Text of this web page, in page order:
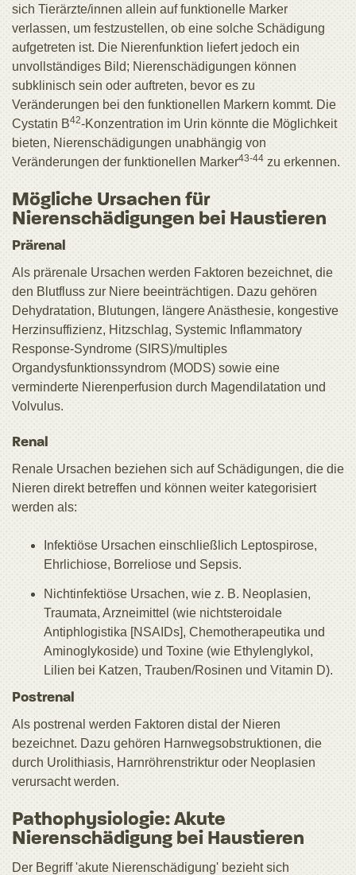
sich Tierärzte/innen allein auf funktionelle Marker
verlassen, um festzustellen, ob eine solche Schädigung
aufgetreten ist. Die Nierenfunktion liefert jedoch ein
unvollständiges Bild; Nierenschädigungen können
subklinisch sein oder auftreten, bevor es zu
Veränderungen bei den funktionellen Markern kommt. Die
Cystatin B42-Konzentration im Urin könnte die Möglichkeit
bieten, Nierenschädigungen unabhängig von
Veränderungen der funktionellen Marker43-44 zu erkennen.
Mögliche Ursachen für
Nierenschädigungen bei Haustieren
Prärenal
Als prärenale Ursachen werden Faktoren bezeichnet, die
den Blutfluss zur Niere beeinträchtigen. Dazu gehören
Dehydratation, Blutungen, längere Anästhesie, kongestive
Herzinsuffizienz, Hitzschlag, Systemic Inflammatory
Response-Syndrome (SIRS)/multiples
Organdysfunktionssyndrom (MODS) sowie eine
verminderte Nierenperfusion durch Magendilatation und
Volvulus.
Renal
Renale Ursachen beziehen sich auf Schädigungen, die die
Nieren direkt betreffen und können weiter kategorisiert
werden als:
Infektiöse Ursachen einschließlich Leptospirose,
Ehrlichiose, Borreliose und Sepsis.
Nichtinfektiöse Ursachen, wie z. B. Neoplasien,
Traumata, Arzneimittel (wie nichtsteroidale
Antiphlogistika [NSAIDs], Chemotherapeutika und
Aminoglykoside) und Toxine (wie Ethylenglykol,
Lilien bei Katzen, Trauben/Rosinen und Vitamin D).
Postrenal
Als postrenal werden Faktoren distal der Nieren
bezeichnet. Dazu gehören Harnwegsobstruktionen, die
durch Urolithiasis, Harnröhrenstriktur oder Neoplasien
verursacht werden.
Pathophysiologie: Akute
Nierenschädigung bei Haustieren
Der Begriff 'akute Nierenschädigung' bezieht sich